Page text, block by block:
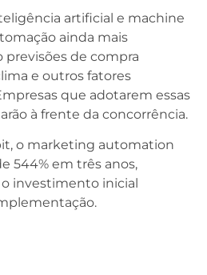
artificial e machine
ainda mais
de compra
e outros fatores
que adotarem essas
à frente da concorrência.
o marketing automation
544% em três anos,
investimento inicial